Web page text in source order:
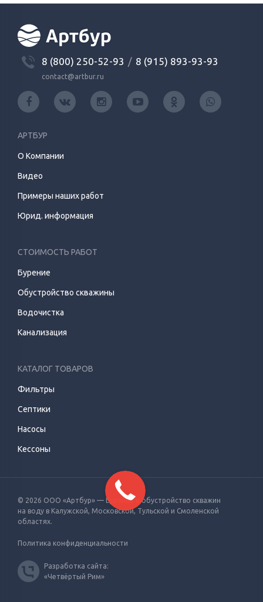
8 (800) 250-52-93 / 8 (915) 893-93-93
contact@artbur.ru
АРТБУР
О Компании
Видео
Примеры наших работ
Юрид. информация
СТОИМОСТЬ РАБОТ
Бурение
Обустройство скважины
Водочистка
Канализация
КАТАЛОГ ТОВАРОВ
Фильтры
Септики
Насосы
Кессоны
© 2026 ООО «Артбур» — Бурение и обустройство скважин
на воду в Калужской, Московской, Тульской и Смоленской
областях.
Политика конфиденциальности
Разработка сайта:
«Четвёртый Рим»